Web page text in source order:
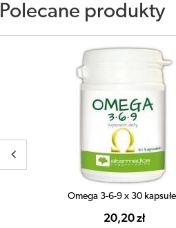
Polecane produkty
Omega 3-6-9 x 30
20,20 zł